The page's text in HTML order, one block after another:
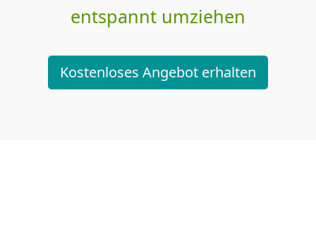
entspannt umziehen
Kostenloses Angebot erhalten